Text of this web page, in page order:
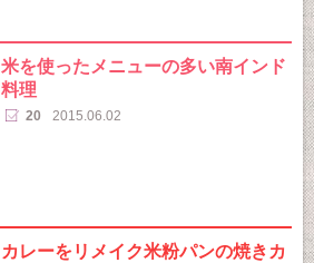
米を使ったメニューの多い南インド
料理
20 2015.06.02
カレーをリメイク米粉パンの焼きカ